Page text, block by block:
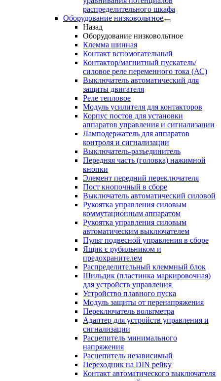
распределительного шкафа
Оборудование низковольтное
Назад
Оборудование низковольтное
Клемма шинная
Контакт вспомогательный
Контактор/магнитный пускатель/
силовое реле переменного тока (АС)
Выключатель автоматический для
защиты двигателя
Реле тепловое
Модуль усилителя для контакторов
Корпус постов для установки
аппаратов управления и сигнализации
Ламподержатель для аппаратов
контроля и сигнализации
Выключатель-разъединитель
Передняя часть (головка) нажимной
кнопки
Элемент передний переключателя
Пост кнопочный в сборе
Выключатель автоматический силовой
Рукоятка управления силовым
коммутационным аппаратом
Рукоятка управления силовым
автоматическим выключателем
Пульт подвесной управления в сборе
Ящик с рубильником и
предохранителем
Распределительный клеммный блок
Шильдик (пластинка маркировочная)
для устройств управления
Устройство плавного пуска
Модуль защиты от перенапряжения
Переключатель вольтметра
Адаптер для устройств управления и
сигнализации
Расцепитель минимального
напряжения
Расцепитель независимый
Переходник на DIN рейку
Контакт автоматического выключателя